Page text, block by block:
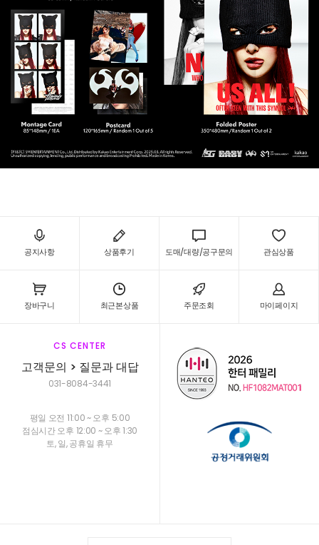
공지사항 상품후기 도매/대량/공구문의 관심상품
장바구니 최근본상품 주문조회 마이페이지
CS CENTER
고객문의 > 질문과 대답
031-8084-3441
평일 오전 11:00 ~ 오후 5:00
점심시간 오후 12:00 ~ 오후 1:30
토, 일, 공휴일 휴무